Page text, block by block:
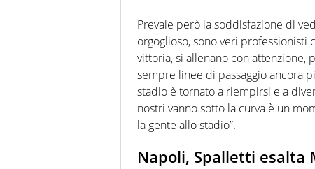
Prevale però la soddisfazione di
orgoglioso, sono veri
vittoria, si allenano con attenzione,
sempre linee di passaggio ancora
stadio è tornato a riempirsi e a
nostri vanno sotto la curva è un
la gente allo stadio”.
Napoli, Spalletti esalta